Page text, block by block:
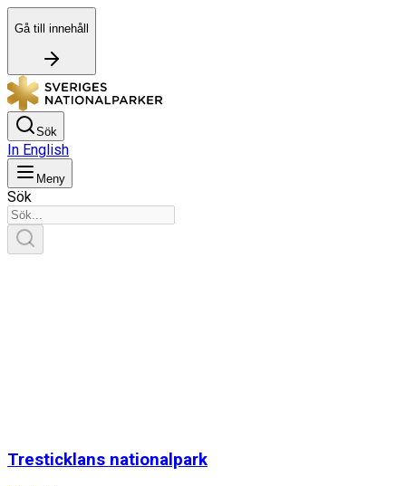
Gå till innehåll
Sök
In English
Meny
Sök
Tresticklans nationalpark